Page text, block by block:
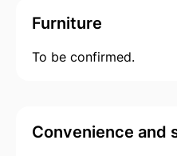
Furniture
To be confirmed.
Convenience and